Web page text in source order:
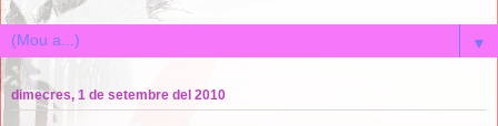
▼
dimecres, 1 de setembre del 2010